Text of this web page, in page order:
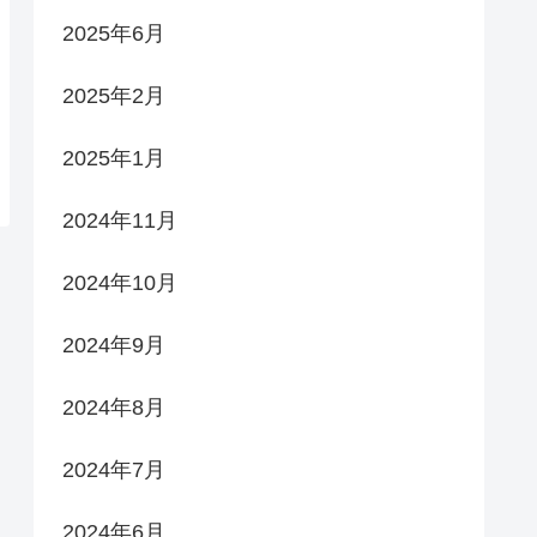
2025年6月
2025年2月
2025年1月
2024年11月
2024年10月
2024年9月
2024年8月
2024年7月
2024年6月